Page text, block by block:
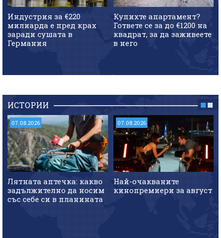
Индустрия за €220
милиарда е пред крах
заради сушата в
Германия
Купихте апартамент?
Гответе се за до €1200 на
квадрат, за да заживеете
в него
ИСТОРИИ
07.08.2026
Лятната аптечка: какво
задължително да носим
със себе си в планината
07.08.2026
Най-очакваните
кинопремиери за август